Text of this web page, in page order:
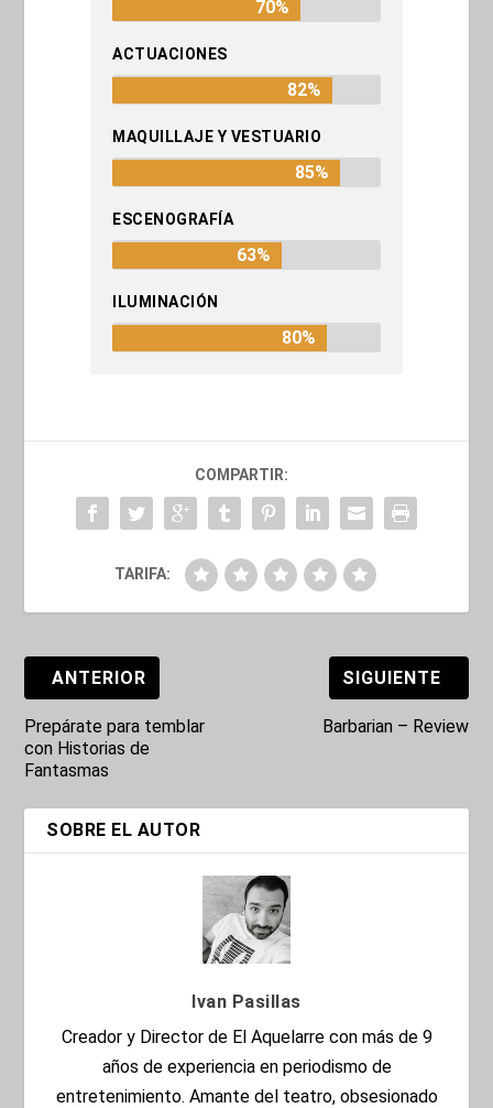
70%
ACTUACIONES
82%
MAQUILLAJE Y VESTUARIO
85%
ESCENOGRAFÍA
63%
ILUMINACIÓN
80%
COMPARTIR:
TARIFA:
ANTERIOR
Prepárate para temblar
con Historias de
Fantasmas
SIGUIENTE
Barbarian – Review
SOBRE EL AUTOR
Ivan Pasillas
Creador y Director de El Aquelarre con más de 9
años de experiencia en periodismo de
entretenimiento. Amante del teatro, obsesionado